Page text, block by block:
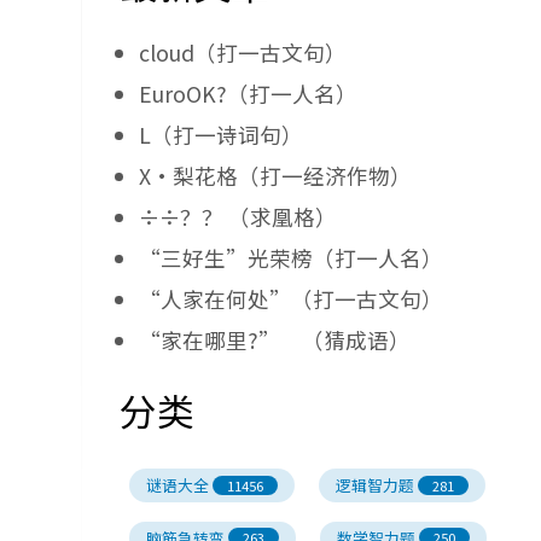
cloud（打一古文句）
EuroOK?（打一人名）
L（打一诗词句）
X·梨花格（打一经济作物）
÷÷？？ （求凰格）
“三好生”光荣榜（打一人名）
“人家在何处”（打一古文句）
“家在哪里?” （猜成语）
分类
谜语大全 11456 逻辑智力题 281